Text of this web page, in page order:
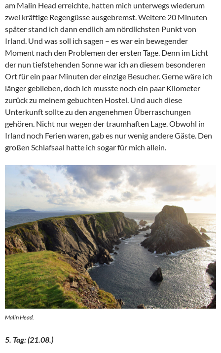
am Malin Head erreichte, hatten mich unterwegs wiederum
zwei kräftige Regengüsse ausgebremst. Weitere 20 Minuten
später stand ich dann endlich am nördlichsten Punkt von
Irland. Und was soll ich sagen – es war ein bewegender
Moment nach den Problemen der ersten Tage. Denn im Licht
der nun tiefstehenden Sonne war ich an diesem besonderen
Ort für ein paar Minuten der einzige Besucher. Gerne wäre ich
länger geblieben, doch ich musste noch ein paar Kilometer
zurück zu meinem gebuchten Hostel. Und auch diese
Unterkunft sollte zu den angenehmen Überraschungen
gehören. Nicht nur wegen der traumhaften Lage. Obwohl in
Irland noch Ferien waren, gab es nur wenig andere Gäste. Den
großen Schlafsaal hatte ich sogar für mich allein.
Malin Head.
5. Tag: (21.08.)